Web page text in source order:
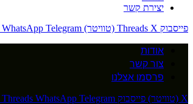
יצירת קשר
פייסבוק
Threads X (טוויטר) WhatsApp Telegram
אודות
צור קשר
פרסמו אצלנו
X (טוויטר) פייסבוק Threads WhatsApp Telegram